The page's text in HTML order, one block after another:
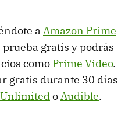
a Amazon Prime
gratis y podrás
como Prime Video.
gratis durante 30 días
oAudible.